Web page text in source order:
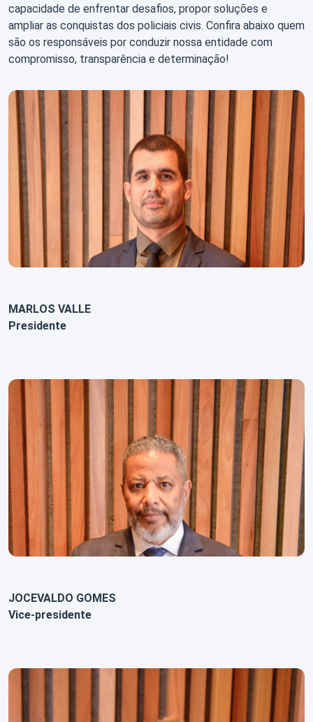
Login
capacidade de enfrentar desafios, propor soluções e
ampliar as conquistas dos policiais civis. Confira abaixo quem
são os responsáveis por conduzir nossa entidade com
compromisso, transparência e determinação!
MARLOS VALLE
Presidente
JOCEVALDO GOMES
Vice-presidente